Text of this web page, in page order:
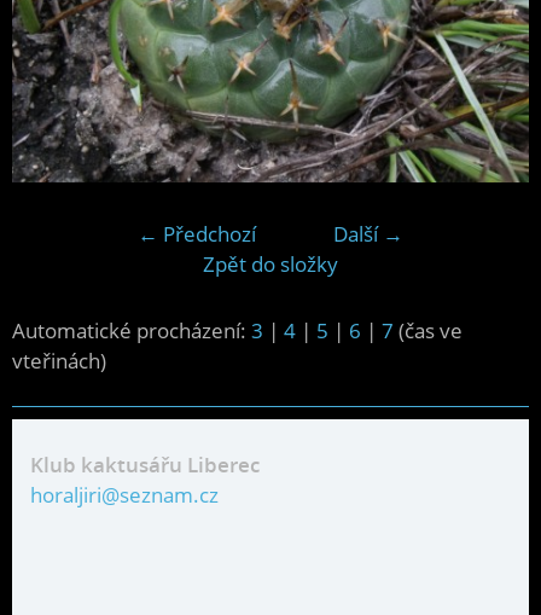
← Předchozí
Další →
Zpět do složky
Automatické procházení: 3 | 4 | 5 | 6 | 7 (čas ve
vteřinách)
Klub kaktusářu Liberec
horaljiri@seznam.cz